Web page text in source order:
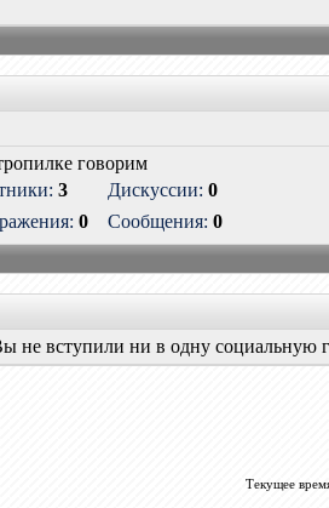
говорим
3
0
Дискуссии: 0
Сообщения: 0
не вступили ни в одну социальную
Текущее